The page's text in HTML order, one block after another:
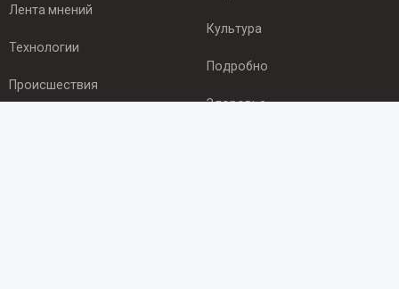
Лента мнений
Технологии
Происшествия
Культура
Подробно
Здоровье